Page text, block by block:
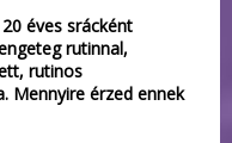
éves srácként
rutinnal,
rutinos
Mennyire érzed ennek